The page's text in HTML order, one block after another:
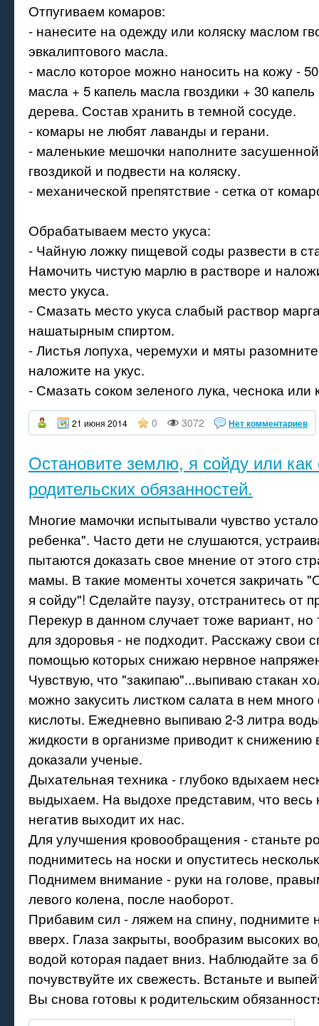
Отпугиваем комаров:
- нанесите на одежду или коляску маслом
эвкалиптового масла.
- масло которое можно наносить на кожу -
масла + 5 капель масла гвоздики + 30
дерева. Состав хранить в темной сосуде.
- комары не любят лаванды и герани.
- маленькие мешочки наполните
гвоздикой и подвести на коляску.
- механической препятствие - сетка от
Обрабатываем место укуса:
- Чайную ложку пищевой соды развести в
Намочить чистую марлю в растворе и
место укуса.
- Смазать место укуса слабый раствор
нашатырным спиртом.
- Листья лопуха, черемухи и мяты
наложите на укус.
- Смазать соком зеленого лука, чеснока или
21 июня 2014 0 3072 Нет комментариев
Остановите землю, я сойду или как
родительских обязанностей.
Многие мамочки испытывали чувство
ребенка". Часто дети не слушаются,
пытаются доказать свое мнение от этого
мамы. В такие моменты хочется закричать
я сойду"! Сделайте паузу, отстранитесь от
Перекур в данном случает тоже вариант, но
для здоровья - не подходит. Расскажу свои
помощью которых снижаю нервное
Чувствую, что "закипаю"...выпиваю стакан
можно закусить листком салата в нем
кислоты. Ежедневно выпиваю 2-3 литра
жидкости в организме приводит к снижению
доказали ученые.
Дыхательная техника - глубоко вдыхаем
выдыхаем. На выдохе представим, что весь
негатив выходит их нас.
Для улучшения кровообращения - станьте
поднимитесь на носки и опуститесь
Поднимем внимание - руки на голове,
левого колена, после наоборот.
Прибавим сил - ляжем на спину, поднимите
вверх. Глаза закрыты, вообразим высоких
водой которая падает вниз. Наблюдайте за
почувствуйте их свежесть. Встаньте и
Вы снова готовы к родительским